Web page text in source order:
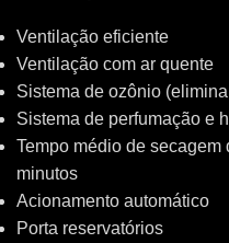
Ventilação eficiente
Ventilação com ar quente
Sistema de ozônio
Sistema de perfumação e
Tempo médio de
minutos
Acionamento automático
Porta reservatórios